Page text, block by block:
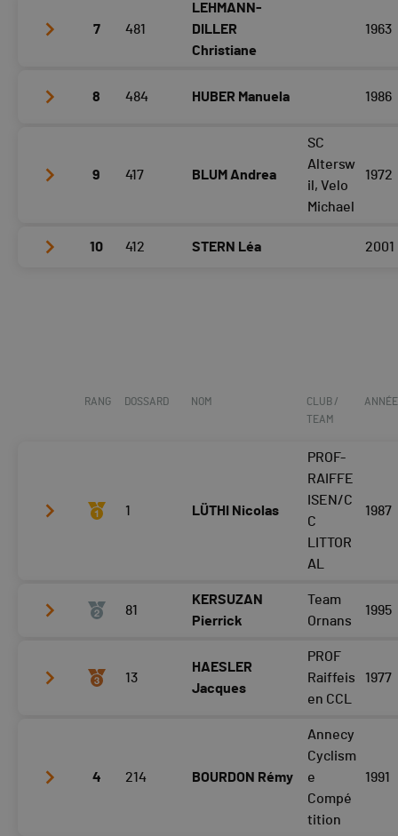
Tour 3 29:19
28:58
7 481
LEHMANN-
DILLER
Christiane
1963
Tour 3 29:19
8 484 HUBER Manuela 1986
Tour 4
9 417 BLUM Andrea
SC
Altersw
il, Velo
Michael
1972
Tour 3
10 412 STERN Léa 2001
RANG DOSSARD NOM
CLUB /
TEAM
ANNÉE
1 LÜTHI Nicolas
PROF-
RAIFFE
ISEN/C
C
LITTOR
AL
1987
Tour 3
Tour 5 22:50
81
KERSUZAN
Pierrick
Team
Ornans
1995
Tour 3 21:55
13
HAESLER
Jacques
PROF
Raiffeis
en CCL
1977
Tour 4 23:35
4 214 BOURDON Rémy
Annecy
Cyclism
e
Compé
tition
1991